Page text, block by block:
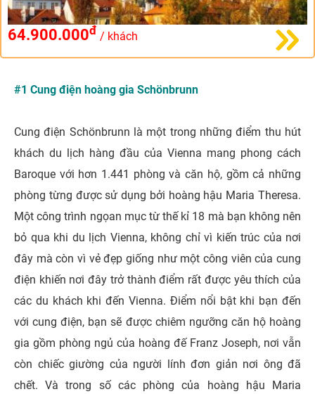
64.900.000đ / khách
#1 Cung điện hoàng gia Schönbrunn
Cung điện Schönbrunn là một trong những điểm thu hút
khách du lịch hàng đầu của Vienna mang phong cách
Baroque với hơn 1.441 phòng và căn hộ, gồm cả những
phòng từng được sử dụng bởi hoàng hậu Maria Theresa.
Một công trình ngọan mục từ thế kỉ 18 mà bạn không nên
bỏ qua khi du lịch Vienna, không chỉ vì kiến trúc của nơi
đây mà còn vì vẻ đẹp giống như một công viên của cung
điện khiến nơi đây trở thành điểm rất được yêu thích của
các du khách khi đến Vienna. Điểm nổi bật khi bạn đến
với cung điện, bạn sẽ được chiêm ngưỡng căn hộ hoàng
gia gồm phòng ngủ của hoàng đế Franz Joseph, nơi vẫn
còn chiếc giường của người lính đơn giản nơi ông đã
chết. Và trong số các phòng của hoàng hậu Maria